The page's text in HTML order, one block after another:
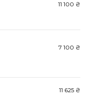
11 100 ₴
7 100 ₴
11 625 ₴